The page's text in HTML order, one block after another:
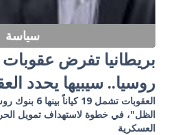
سياسة
بريطانيا تفرض
روسيا.. سيبيها يحدد
الظل"، في خطوة لاستهداف تمويل
العسكرية